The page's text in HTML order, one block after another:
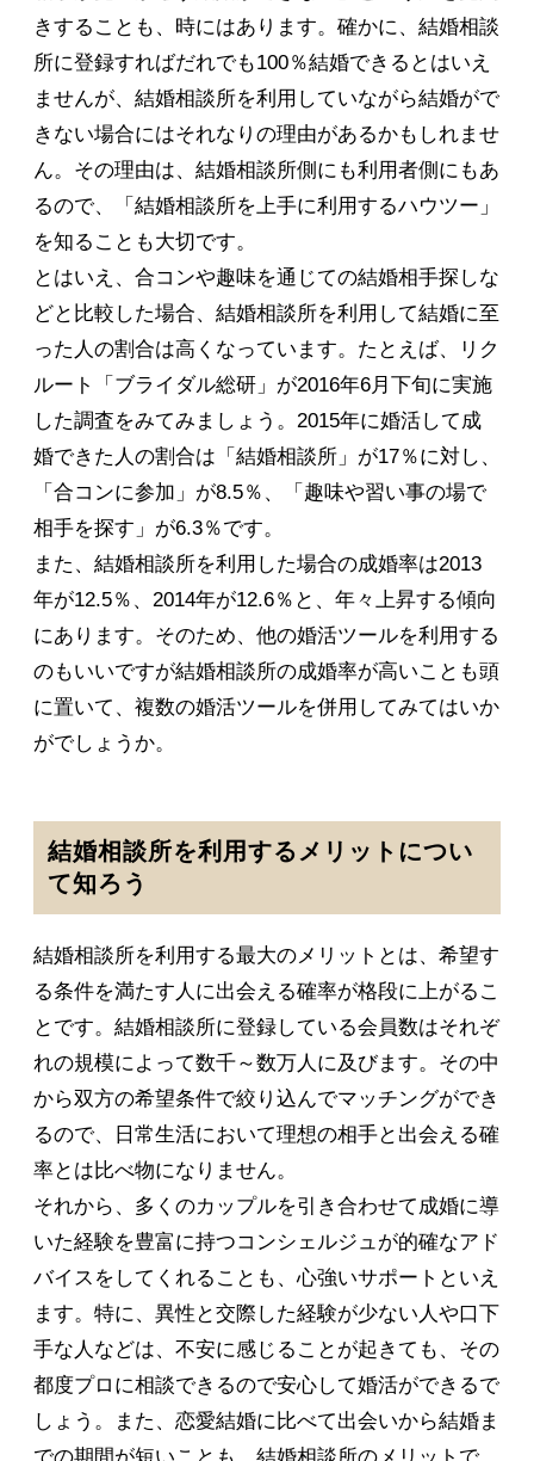
きすることも、時にはあります。確かに、結婚相談
所に登録すればだれでも100％結婚できるとはいえ
ませんが、結婚相談所を利用していながら結婚がで
きない場合にはそれなりの理由があるかもしれませ
ん。その理由は、結婚相談所側にも利用者側にもあ
るので、「結婚相談所を上手に利用するハウツー」
を知ることも大切です。
とはいえ、合コンや趣味を通じての結婚相手探しな
どと比較した場合、結婚相談所を利用して結婚に至
った人の割合は高くなっています。たとえば、リク
ルート「ブライダル総研」が2016年6月下旬に実施
した調査をみてみましょう。2015年に婚活して成
婚できた人の割合は「結婚相談所」が17％に対し、
「合コンに参加」が8.5％、「趣味や習い事の場で
相手を探す」が6.3％です。
また、結婚相談所を利用した場合の成婚率は2013
年が12.5％、2014年が12.6％と、年々上昇する傾向
にあります。そのため、他の婚活ツールを利用する
のもいいですが結婚相談所の成婚率が高いことも頭
に置いて、複数の婚活ツールを併用してみてはいか
がでしょうか。
結婚相談所を利用するメリットについ
て知ろう
結婚相談所を利用する最大のメリットとは、希望す
る条件を満たす人に出会える確率が格段に上がるこ
とです。結婚相談所に登録している会員数はそれぞ
れの規模によって数千～数万人に及びます。その中
から双方の希望条件で絞り込んでマッチングができ
るので、日常生活において理想の相手と出会える確
率とは比べ物になりません。
それから、多くのカップルを引き合わせて成婚に導
いた経験を豊富に持つコンシェルジュが的確なアド
バイスをしてくれることも、心強いサポートといえ
ます。特に、異性と交際した経験が少ない人や口下
手な人などは、不安に感じることが起きても、その
都度プロに相談できるので安心して婚活ができるで
しょう。また、恋愛結婚に比べて出会いから結婚ま